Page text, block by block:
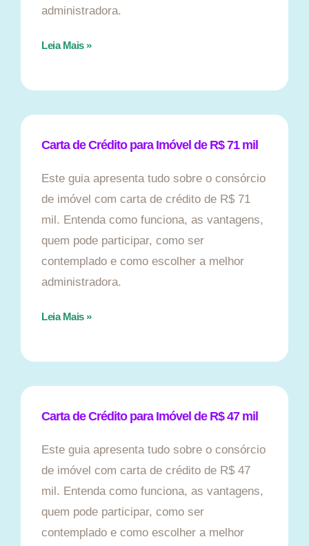
administradora.
Leia Mais »
Carta de Crédito para Imóvel de R$ 71 mil
Este guia apresenta tudo sobre o consórcio
de imóvel com carta de crédito de R$ 71
mil. Entenda como funciona, as vantagens,
quem pode participar, como ser
contemplado e como escolher a melhor
administradora.
Leia Mais »
Carta de Crédito para Imóvel de R$ 47 mil
Este guia apresenta tudo sobre o consórcio
de imóvel com carta de crédito de R$ 47
mil. Entenda como funciona, as vantagens,
quem pode participar, como ser
contemplado e como escolher a melhor